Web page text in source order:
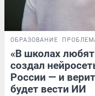
ОБРАЗОВАНИЕ
«В школах
создал
России — и
будет вести ИИ